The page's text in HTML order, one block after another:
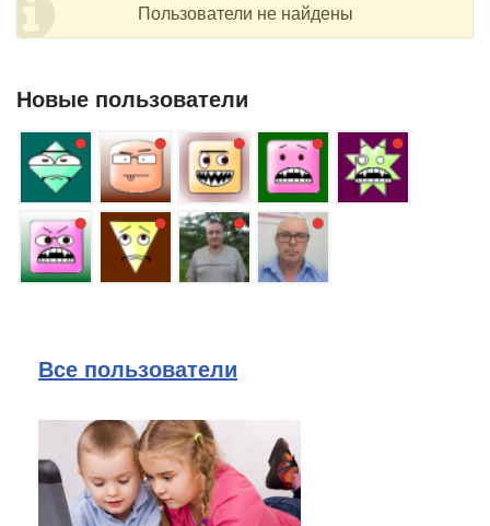
Пользователи не найдены
Новые пользователи
Все пользователи